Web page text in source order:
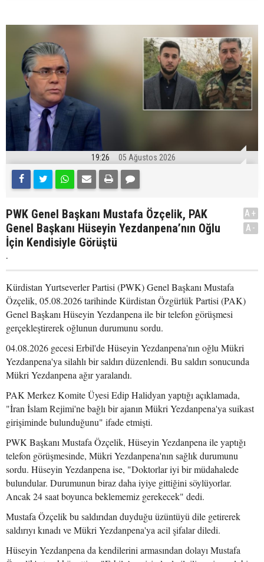
19:26 05 Ağustos 2026
PWK Genel Başkanı Mustafa Özçelik, PAK
Genel Başkanı Hüseyin Yezdanpena’nın Oğlu
İçin Kendisiyle Görüştü
.
A+
A-
Kürdistan Yurtseverler Partisi (PWK) Genel Başkanı Mustafa
Özçelik, 05.08.2026 tarihinde Kürdistan Özgürlük Partisi (PAK)
Genel Başkanı Hüseyin Yezdanpena ile bir telefon görüşmesi
gerçekleştirerek oğlunun durumunu sordu.
04.08.2026 gecesi Erbil'de Hüseyin Yezdanpena'nın oğlu Mükri
Yezdanpena'ya silahlı bir saldırı düzenlendi. Bu saldırı sonucunda
Mükri Yezdanpena ağır yaralandı.
PAK Merkez Komite Üyesi Edip Halidyan yaptığı açıklamada,
"İran İslam Rejimi'ne bağlı bir ajanın Mükri Yezdanpena'ya suikast
girişiminde bulunduğunu" ifade etmişti.
PWK Başkanı Mustafa Özçelik, Hüseyin Yezdanpena ile yaptığı
telefon görüşmesinde, Mükri Yezdanpena'nın sağlık durumunu
sordu. Hüseyin Yezdanpena ise, "Doktorlar iyi bir müdahalede
bulundular. Durumunun biraz daha iyiye gittiğini söylüyorlar.
Ancak 24 saat boyunca beklememiz gerekecek" dedi.
Mustafa Özçelik bu saldırıdan duyduğu üzüntüyü dile getirerek
saldırıyı kınadı ve Mükri Yezdanpena'ya acil şifalar diledi.
Hüseyin Yezdanpena da kendilerini armasından dolayı Mustafa